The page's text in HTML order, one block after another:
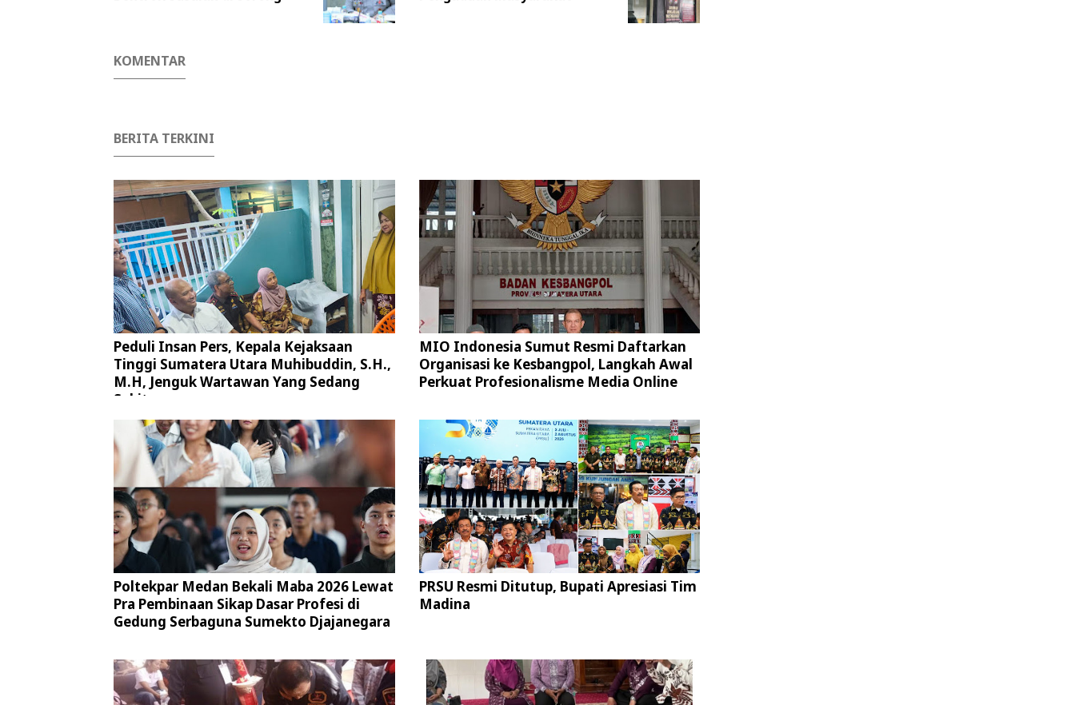
KOMENTAR
BERITA TERKINI
Peduli Insan Pers, Kepala Kejaksaan
Tinggi Sumatera Utara Muhibuddin, S.H.,
M.H, Jenguk Wartawan Yang Sedang
Sakit
MIO Indonesia Sumut Resmi Daftarkan
Organisasi ke Kesbangpol, Langkah Awal
Perkuat Profesionalisme Media Online
Poltekpar Medan Bekali Maba 2026 Lewat
Pra Pembinaan Sikap Dasar Profesi di
Gedung Serbaguna Sumekto Djajanegara
PRSU Resmi Ditutup, Bupati Apresiasi Tim
Madina